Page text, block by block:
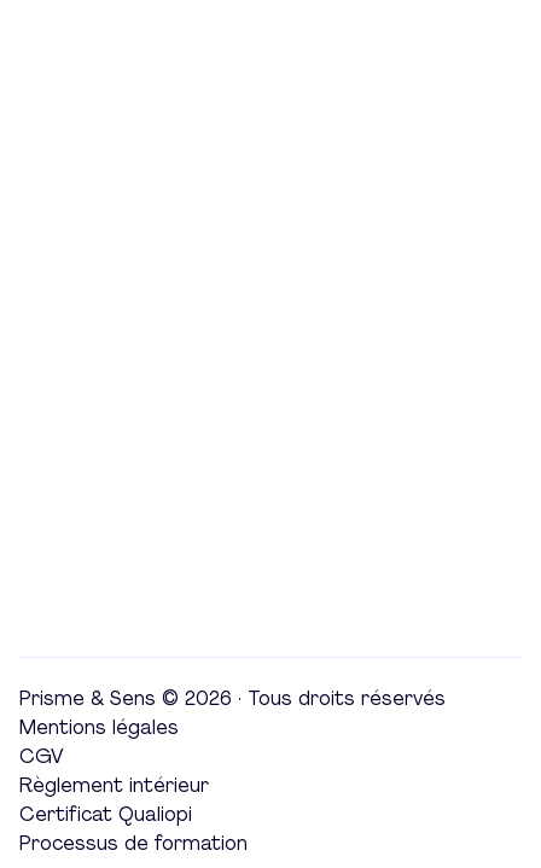
Prisme & Sens © 2026 · Tous droits réservés
Mentions légales
CGV
Règlement intérieur
Certificat Qualiopi
Processus de formation